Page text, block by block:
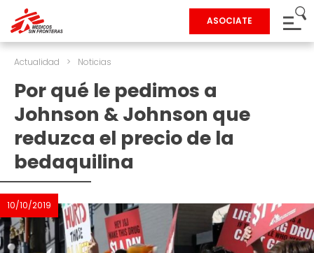
ASOCIATE
Actualidad > Noticias
Por qué le pedimos a
Johnson & Johnson que
reduzca el precio de la
bedaquilina
10/10/2019